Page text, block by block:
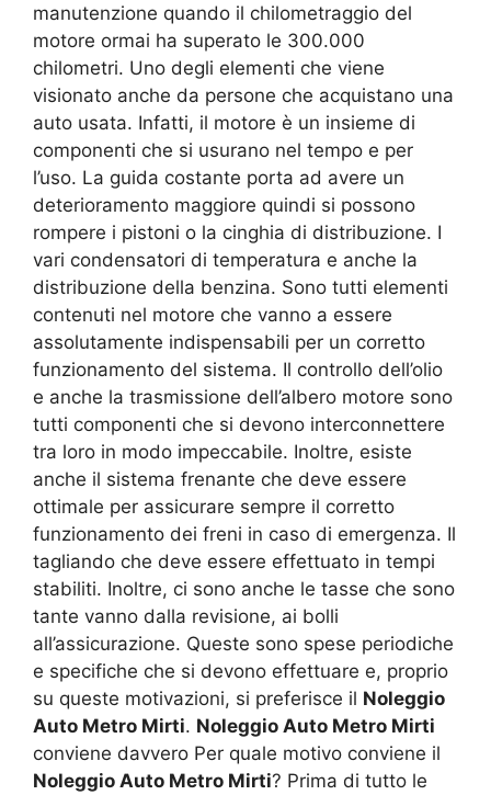
manutenzione quando il chilometraggio del
motore ormai ha superato le 300.000
chilometri. Uno degli elementi che viene
visionato anche da persone che acquistano una
auto usata. Infatti, il motore è un insieme di
componenti che si usurano nel tempo e per
l’uso. La guida costante porta ad avere un
deterioramento maggiore quindi si possono
rompere i pistoni o la cinghia di distribuzione. I
vari condensatori di temperatura e anche la
distribuzione della benzina. Sono tutti elementi
contenuti nel motore che vanno a essere
assolutamente indispensabili per un corretto
funzionamento del sistema. Il controllo dell’olio
e anche la trasmissione dell’albero motore sono
tutti componenti che si devono interconnettere
tra loro in modo impeccabile. Inoltre, esiste
anche il sistema frenante che deve essere
ottimale per assicurare sempre il corretto
funzionamento dei freni in caso di emergenza. Il
tagliando che deve essere effettuato in tempi
stabiliti. Inoltre, ci sono anche le tasse che sono
tante vanno dalla revisione, ai bolli
all’assicurazione. Queste sono spese periodiche
e specifiche che si devono effettuare e, proprio
su queste motivazioni, si preferisce il Noleggio
Auto Metro Mirti. Noleggio Auto Metro Mirti
conviene davvero Per quale motivo conviene il
Noleggio Auto Metro Mirti? Prima di tutto le